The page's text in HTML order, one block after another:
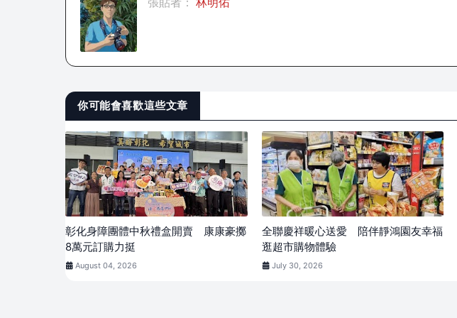
你可能會喜歡這些文章
彰化身障團體中秋禮盒開賣 康康豪擲
8萬元訂購力挺
August 04, 2026
全聯慶祥暖心送愛 陪伴靜鴻園友幸福
逛超市購物體驗
July 30, 2026